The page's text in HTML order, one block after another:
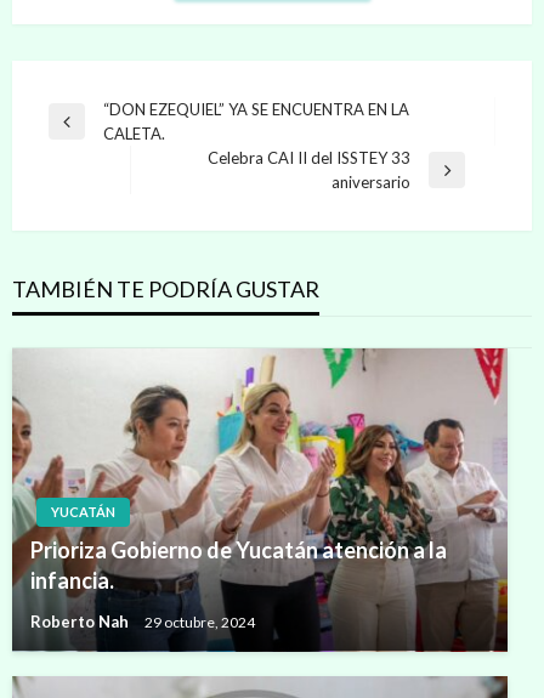
Navegación
Entrada
“DON EZEQUIEL” YA SE ENCUENTRA EN LA
CALETA.
Celebra CAI II del ISSTEY 33
aniversario
TAMBIÉN TE PODRÍA GUSTAR
YUCATÁN
Prioriza Gobierno de Yucatán atención a la
infancia.
Roberto Nah 29 octubre, 2024